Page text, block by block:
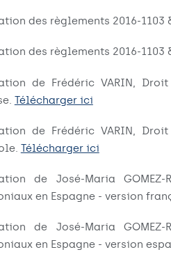
des règlements 2016-1103
des règlements 2016-1103
de Frédéric VARIN,
Télécharger ici
de Frédéric VARIN,
Télécharger ici
de José-Maria GOMEZ-
en Espagne - version
de José-Maria GOMEZ-
en Espagne - version